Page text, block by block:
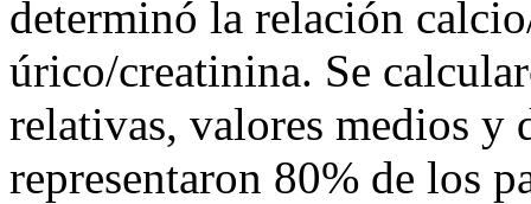
determinó la relación
úrico/creatinina. Se
relativas, valores medios y
representaron 80% de los